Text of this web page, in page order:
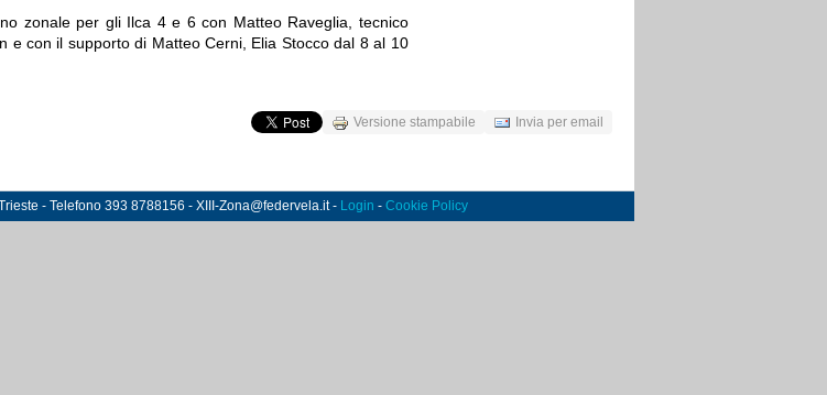
zonale per gli Ilca 4 e 6 con Matteo Raveglia, tecnico
e con il supporto di Matteo Cerni, Elia Stocco dal 8 al 10
Versione stampabile Invia per email
- Telefono 393 8788156 - XIII-Zona@federvela.it - Login - Cookie Policy